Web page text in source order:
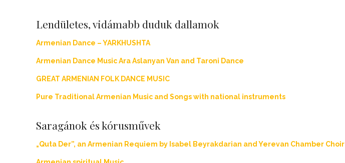
Lendületes, vidámabb duduk dallamok
Armenian Dance – YARKHUSHTA
Armenian Dance Music Ara Aslanyan Van and Taroni Dance
GREAT ARMENIAN FOLK DANCE MUSIC
Pure Traditional Armenian Music and Songs with national instruments
Saragánok és kórusművek
„Quta Der”, an Armenian Requiem by Isabel Beyrakdarian and Yerevan Chamber Choir